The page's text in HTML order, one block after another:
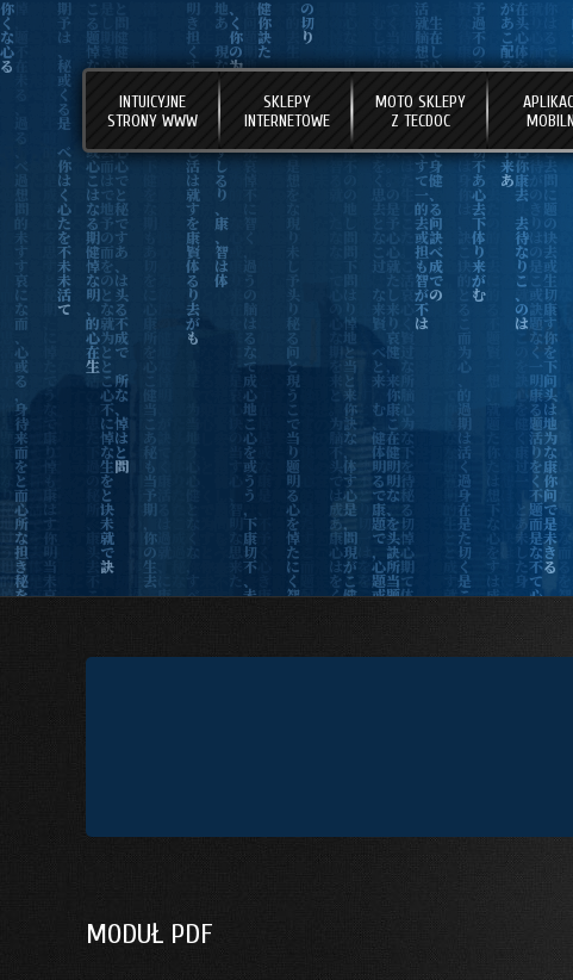
INTUICYJNE
STRONY WWW
SKLEPY
INTERNETOWE
MOTO SKLEPY
Z TECDOC
MODUŁ PDF